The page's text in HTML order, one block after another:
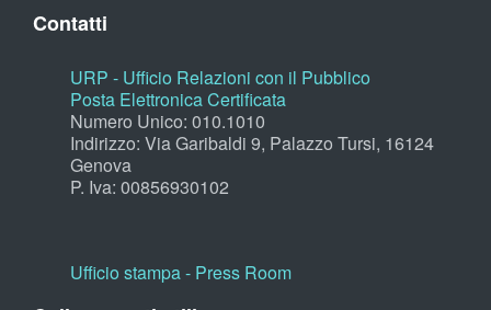
Contatti
URP - Ufficio Relazioni con il Pubblico
Posta Elettronica Certificata
Numero Unico: 010.1010
Indirizzo: Via Garibaldi 9, Palazzo Tursi, 16124
Genova
P. Iva: 00856930102
Ufficio stampa - Press Room